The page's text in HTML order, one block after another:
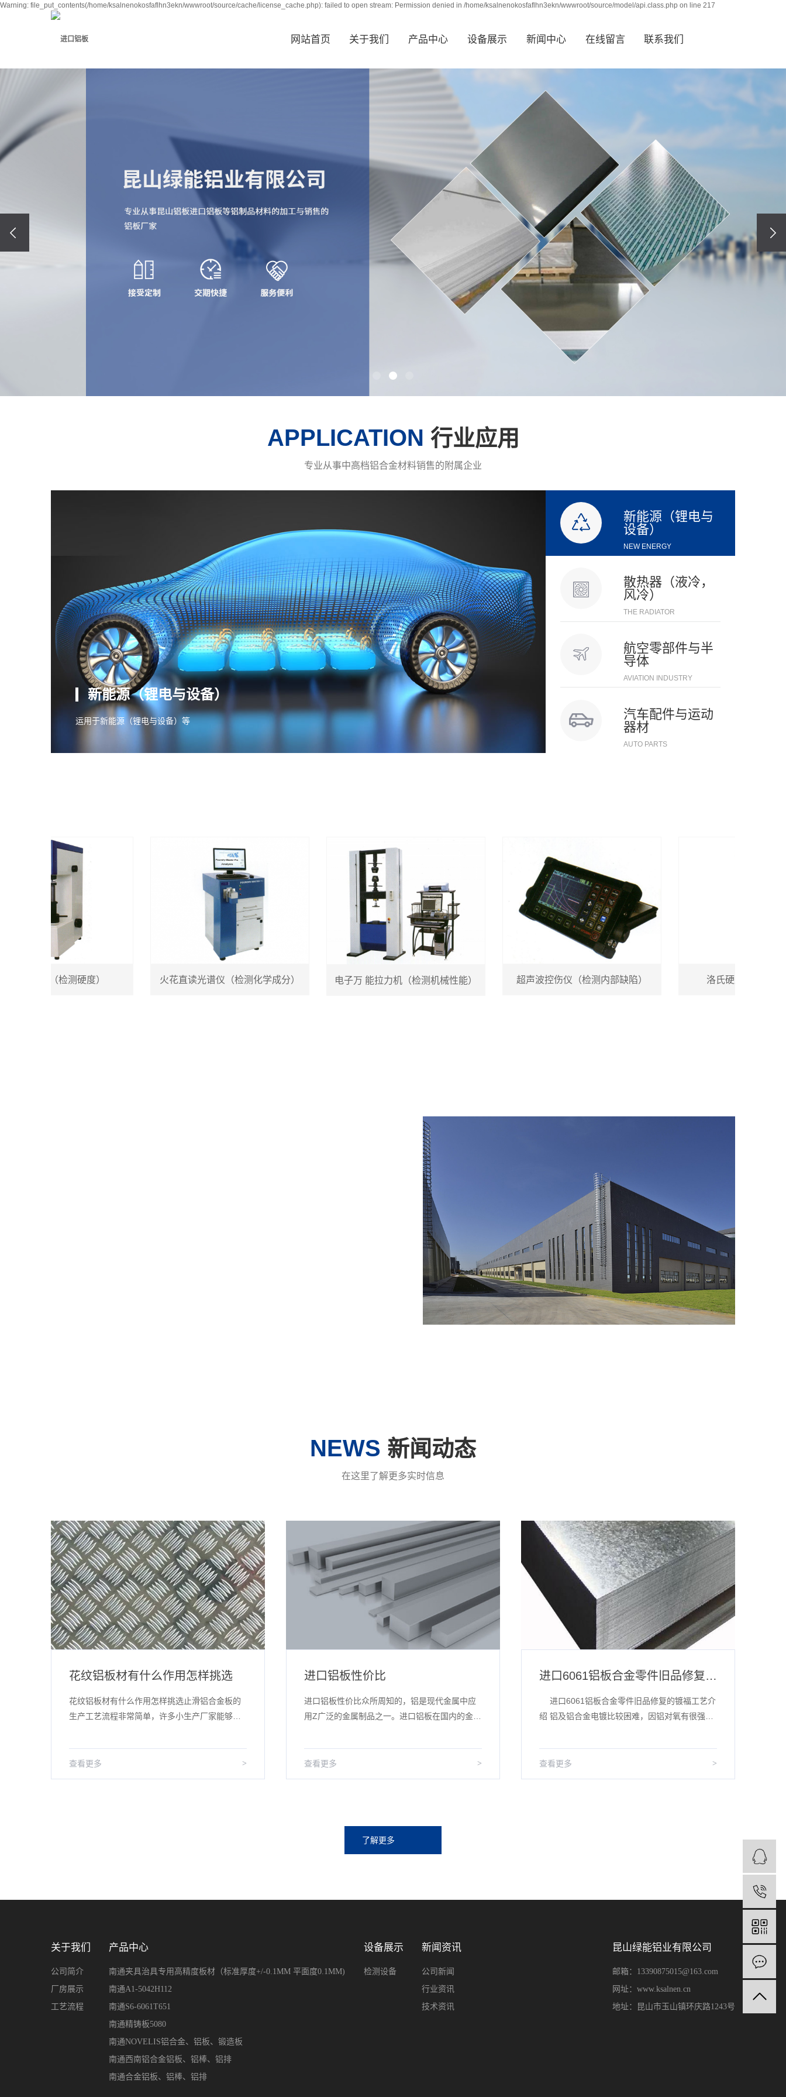
Warning: file_put_contents(/home/ksalnenokosfaflhn3ekn/wwwroot/source/cache/license_cache.php): failed to open stream: Permission denied in /home/ksalnenokosfaflhn3ekn/wwwroot/source/model/api.class.php on line 217
网站首页 关于我们 产品中心 设备展示 新闻中心 在线留言 联系我们
APPLICATION 行业应用
专业从事中高档铝合金材料销售的附属企业
新能源（锂电与设备）
运用于新能源（锂电与设备）等
新能源（锂电与
设备）
NEW ENERGY
散热器（液冷，
风冷）
THE RADIATOR
航空零部件与半
导体
AVIATION INDUSTRY
汽车配件与运动
器材
AUTO PARTS
硬度仪（检测硬度） 火花直读光谱仪（检测化学成分） 电子万 能拉力机（检测机械性能） 超声波控伤仪（检测内部缺陷） 洛氏硬度仪（检测硬
NEWS 新闻动态
在这里了解更多实时信息
花纹铝板材有什么作用怎样挑选
花纹铝板材有什么作用怎样挑选止滑铝合金板的
生产工艺流程非常简单，许多小生产厂家能够生
细致。花纹铝板生产厂家详细介绍到，...
查看更多
>
进口铝板性价比
进口铝板性价比众所周知的，铝是现代金属中应
用Z广泛的金属制品之一。进口铝板在国内的金属
国产都算完胜。因为铝材料聚集了所...
查看更多
>
进口6061铝板合金零件旧品修复的镀福工艺介绍
进口6061铝板合金零件旧品修复的镀福工艺介
绍 铝及铝合金电镀比较困难，因铝对氧有很强的
中均不稳定;铝的电位很...
查看更多
>
了解更多
关于我们
公司简介
厂房展示
工艺流程
产品中心
南通夹具治具专用高精度板材（标准厚度+/-0.1MM 平面度0.1MM)
南通A1-5042H112
南通S6-6061T651
南通精铸板5080
南通NOVELIS铝合金、铝板、锻造板
南通西南铝合金铝板、铝棒、铝排
南通合金铝板、铝棒、铝排
设备展示
检测设备
新闻资讯
公司新闻
行业资讯
技术资讯
昆山绿能铝业有限公司
邮箱：13390875015@163.com
网址：www.ksalnen.cn
地址：昆山市玉山镇环庆路1243号